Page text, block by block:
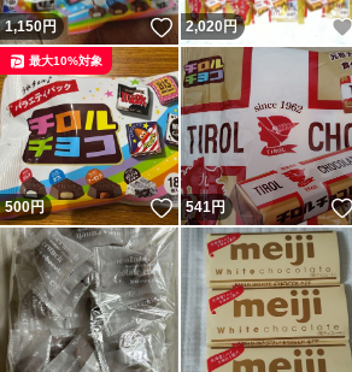
1,150円 いいね！
2,020 円
500円 いいね！
最大10%対象
541円